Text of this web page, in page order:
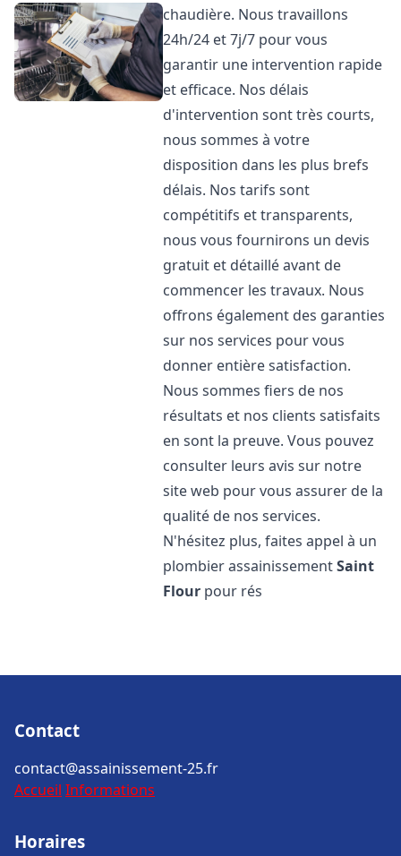
chaudière. Nous travaillons
24h/24 et 7j/7 pour vous
garantir une intervention rapide
et efficace. Nos délais
d'intervention sont très courts,
nous sommes à votre
disposition dans les plus brefs
délais. Nos tarifs sont
compétitifs et transparents,
nous vous fournirons un devis
gratuit et détaillé avant de
commencer les travaux. Nous
offrons également des garanties
sur nos services pour vous
donner entière satisfaction.
Nous sommes fiers de nos
résultats et nos clients satisfaits
en sont la preuve. Vous pouvez
consulter leurs avis sur notre
site web pour vous assurer de la
qualité de nos services.
N'hésitez plus, faites appel à un
plombier assainissementSaint
Flour pour rés
Contact
contact@assainissement-25.fr
Accueil Informations
Horaires